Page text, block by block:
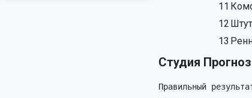
11
12
13
Студия
Правильный